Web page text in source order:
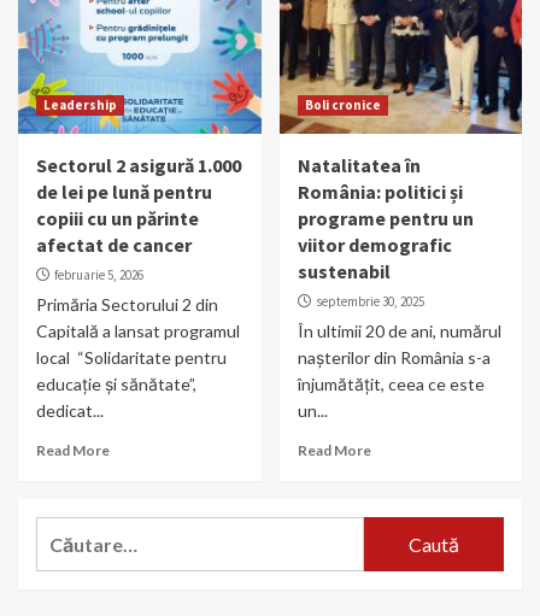
Leadership
Sectorul 2 asigură 1.000
de lei pe lună pentru
copiii cu un părinte
afectat de cancer
februarie 5, 2026
Primăria Sectorului 2 din
Capitală a lansat programul
local “Solidaritate pentru
educație și sănătate”,
dedicat...
Read More
Boli cronice
Natalitatea în
România: politici și
programe pentru un
viitor demografic
sustenabil
septembrie 30, 2025
În ultimii 20 de ani, numărul
nașterilor din România s-a
înjumătățit, ceea ce este
un...
Read More